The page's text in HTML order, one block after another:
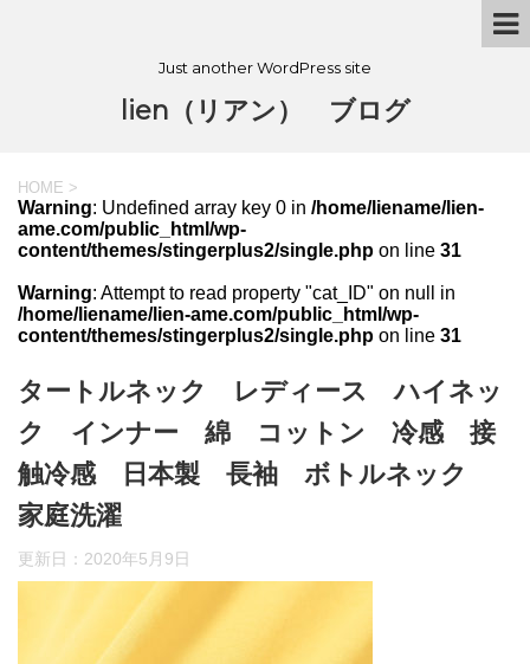
Just another WordPress site
lien（リアン） ブログ
HOME >
Warning: Undefined array key 0 in /home/liename/lien-
ame.com/public_html/wp-
content/themes/stingerplus2/single.php on line 31
Warning: Attempt to read property "cat_ID" on null in
/home/liename/lien-ame.com/public_html/wp-
content/themes/stingerplus2/single.php on line 31
タートルネック レディース ハイネッ
ク インナー 綿 コットン 冷感 接
触冷感 日本製 長袖 ボトルネック
家庭洗濯
更新日： 2020年5月9日